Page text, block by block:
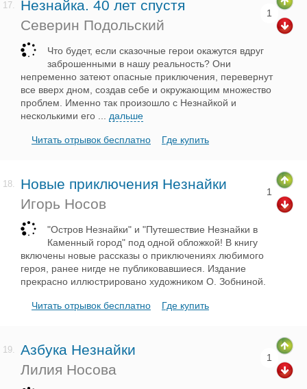
17.
Незнайка. 40 лет спустя
Северин Подольский
1
Что будет, если сказочные герои окажутся вдруг
заброшенными в нашу реальность? Они
непременно затеют опасные приключения, перевернут
все вверх дном, создав себе и окружающим множество
проблем. Именно так произошло с Незнайкой и
несколькими его
дальше
Читать отрывок бесплатно Где купить
18.
Новые приключения Незнайки
Игорь Носов
1
"Остров Незнайки" и "Путешествие Незнайки в
Каменный город" под одной обложкой! В книгу
включены новые рассказы о приключениях любимого
героя, ранее нигде не публиковавшиеся. Издание
прекрасно иллюстрировано художником О. Зобниной.
Читать отрывок бесплатно Где купить
19.
Азбука Незнайки
Лилия Носова
1